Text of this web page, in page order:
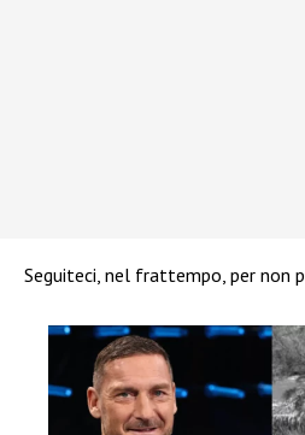
Seguiteci, nel frattempo, per non